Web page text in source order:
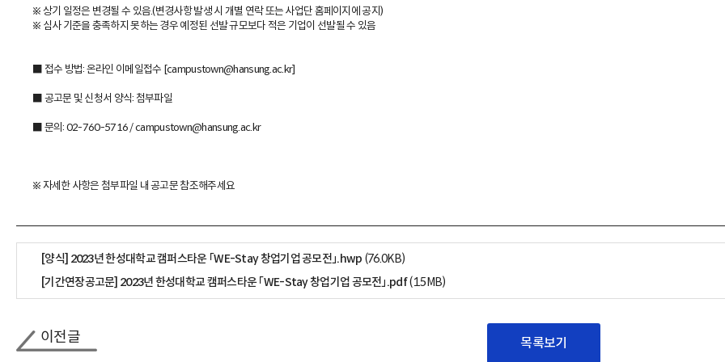
※ 상기 일정은 변경될 수 있음.(변경사항 발생 시 개별 연락 또는 사업단 홈페이지에 공지)
※ 심사 기준을 충족하지 못하는 경우 예정된 선발 규모보다 적은 기업이 선발될 수 있음
■ 접수 방법: 온라인 이메일접수 [campustown@hansung.ac.kr]
■ 공고문 및 신청서 양식: 첨부파일
■ 문의: 02-760-5716 / campustown@hansung.ac.kr
※ 자세한 사항은 첨부파일 내 공고문 참조해주세요
[양식] 2023년 한성대학교 캠퍼스타운 「WE-Stay 창업기업 공모전」.hwp (76.0KB)
[기간연장공고문] 2023년 한성대학교 캠퍼스타운 「WE-Stay 창업기업 공모전」.pdf(1.5MB)
이전글 목록보기